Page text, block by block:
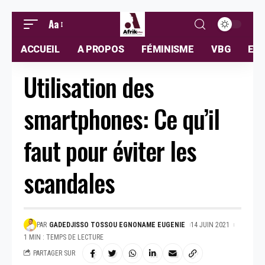
Aa
ACCUEIL A PROPOS FÉMINISME VBG
Utilisation des
smartphones: Ce qu’il
faut pour éviter les
scandales
PAR GADEDJISSO TOSSOU EGNONAME EUGENIE
14 JUIN 2021
1 MIN : TEMPS DE LECTURE
PARTAGER SUR